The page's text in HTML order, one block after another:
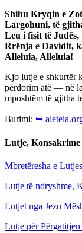
Shihu Kryqin e
Largohuni, të
Leu i fisit të Judës,
Rrënja e Davidit,
Alleluia, Alleluia!
Kjo lutje e shkurtër
përdorim atë — në
mposhtëm të gjitha
Burimi: ➥
Lutje, Konsakrime
Mbretëresha e
Lutje të ndryshme,
Lutjet nga Jezu
Lutje për